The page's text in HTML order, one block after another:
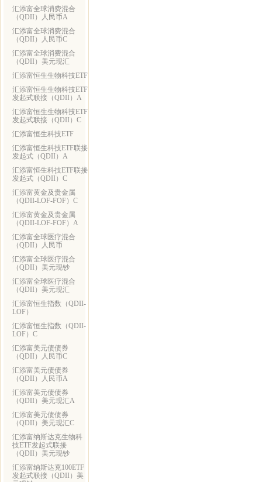
汇添富全球消费混合
（QDII）人民币A
汇添富全球消费混合
（QDII）人民币C
汇添富全球消费混合
（QDII）美元现汇
汇添富恒生生物科技ETF
汇添富恒生生物科技ETF
发起式联接（QDII）A
汇添富恒生生物科技ETF
发起式联接（QDII）C
汇添富恒生科技ETF
汇添富恒生科技ETF联接
发起式（QDII）A
汇添富恒生科技ETF联接
发起式（QDII）C
汇添富黄金及贵金属
（QDII-LOF-FOF）C
汇添富黄金及贵金属
（QDII-LOF-FOF）A
汇添富全球医疗混合
（QDII）人民币
汇添富全球医疗混合
（QDII）美元现钞
汇添富全球医疗混合
（QDII）美元现汇
汇添富恒生指数（QDII-
LOF）
汇添富恒生指数（QDII-
LOF）C
汇添富美元债债券
（QDII）人民币C
汇添富美元债债券
（QDII）人民币A
汇添富美元债债券
（QDII）美元现汇A
汇添富美元债债券
（QDII）美元现汇C
汇添富纳斯达克生物科
技ETF发起式联接
（QDII）美元现钞
汇添富纳斯达克100ETF
发起式联接（QDII）美